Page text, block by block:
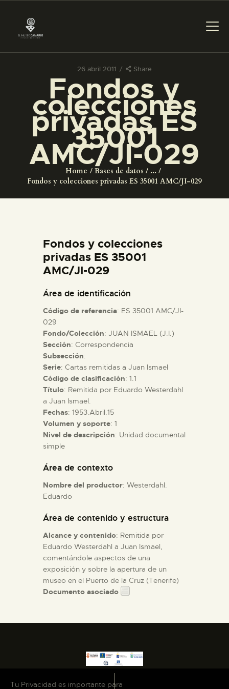
26 abril 2011 Share
Fondos y
colecciones
privadas ES
35001
AMC/JI-029
Home Bases de datos
...
Fondos y colecciones privadas ES 35001 AMC/JI-029
PREPARAR LA VISITA
ACTIVIDADES
█
EL MUSEO
DIDÁCTICA
ESPAÑOL
ACTIVIDADES
█
EL MUSEO
COLECCIONES
ESPAÑOL
Fondos y colecciones
privadas ES 35001
AMC/JI-029
Área de identificación
Código de referencia: ES 35001 AMC/JI-
029
Fondo/Colección: JUAN ISMAEL (J.I.)
Sección: Correspondencia
Subsección:
Serie: Cartas remitidas a Juan Ismael
Código de clasificación: 1.1
Título: Remitida por Eduardo Westerdahl
a Juan Ismael.
Fechas: 1953.Abril.15
Volumen y soporte: 1
Nivel de descripción: Unidad documental
simple
Área de contexto
Nombre del productor: Westerdahl.
Eduardo
Área de contenido y estructura
Alcance y contenido: Remitida por
Eduardo Westerdahl a Juan Ismael,
comentándole aspectos de una
exposición y sobre la apertura de un
museo en el Puerto de la Cruz (Tenerife)
Documento asociado
Tu Privacidad es importante para